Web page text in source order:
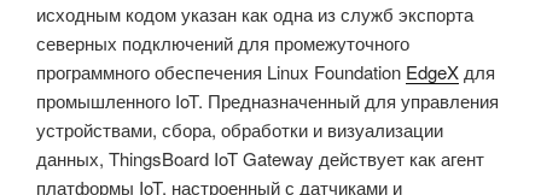
исходным кодом указан как одна из служб экспорта
северных подключений для промежуточного
программного обеспечения Linux Foundation EdgeXдля
промышленного IoT. Предназначенный для управления
устройствами, сбора, обработки и визуализации
данных, ThingsBoard IoT Gateway действует как агент
платформы IoT, настроенный с датчиками и